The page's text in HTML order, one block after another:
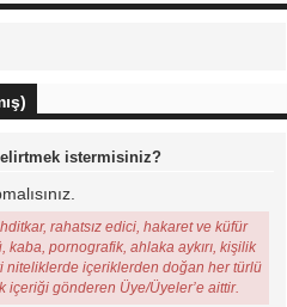
istermisiniz?
rahatsız edici, hakaret ve küfür
kaba, pornografik, ahlaka aykırı, kişilik
niteliklerde içeriklerden doğan her türlü
gönderen Üye/Üyeler’e aittir.